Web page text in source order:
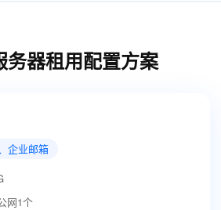
务器租用配置方案
企业邮箱
网1个